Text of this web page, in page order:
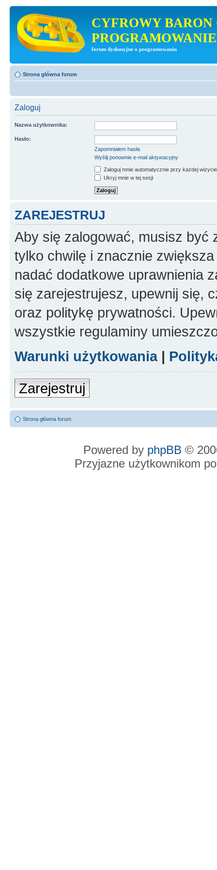
CYFROWY BARON
PROGRAMOWANIE
forum dyskusyjne o programowaniu
Strona główna forum
Zaloguj
Nazwa użytkownika:
Hasło:
Zapomniałem hasła
Wyślij ponownie e-mail aktywacyjny
Zaloguj mnie automatycznie przy każdej wizycie
Ukryj mnie w tej sesji
ZAREJESTRUJ
Aby się zalogować, musisz być
tylko chwilę i znacznie
nadać dodatkowe uprawnienia
się zarejestrujesz, upewnij się,
oraz politykę prywatności.
wszystkie regulaminy
Warunki użytkowania|
Zarejestruj
Strona główna forum
Powered by phpBB ©
Przyjazne użytkownikom